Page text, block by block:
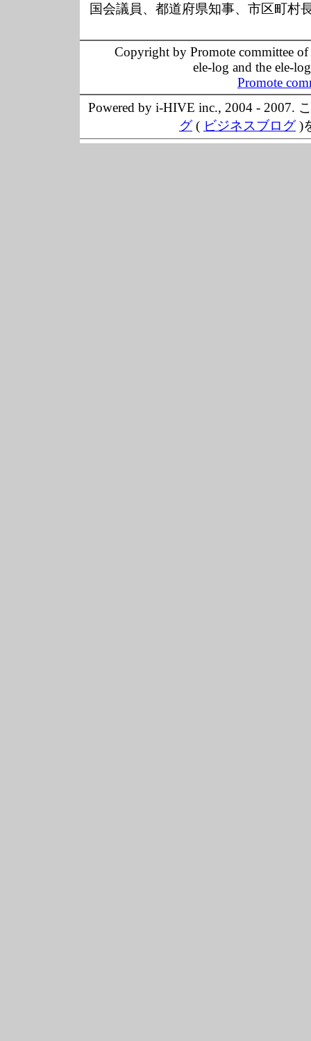
国会議員、都道府県知事、市区町村
Copyright by Promote committee
ele-log and the ele-
Promote
Powered by i-HIVE inc., 2004 - 2007.
グ( ビジネスブログ)